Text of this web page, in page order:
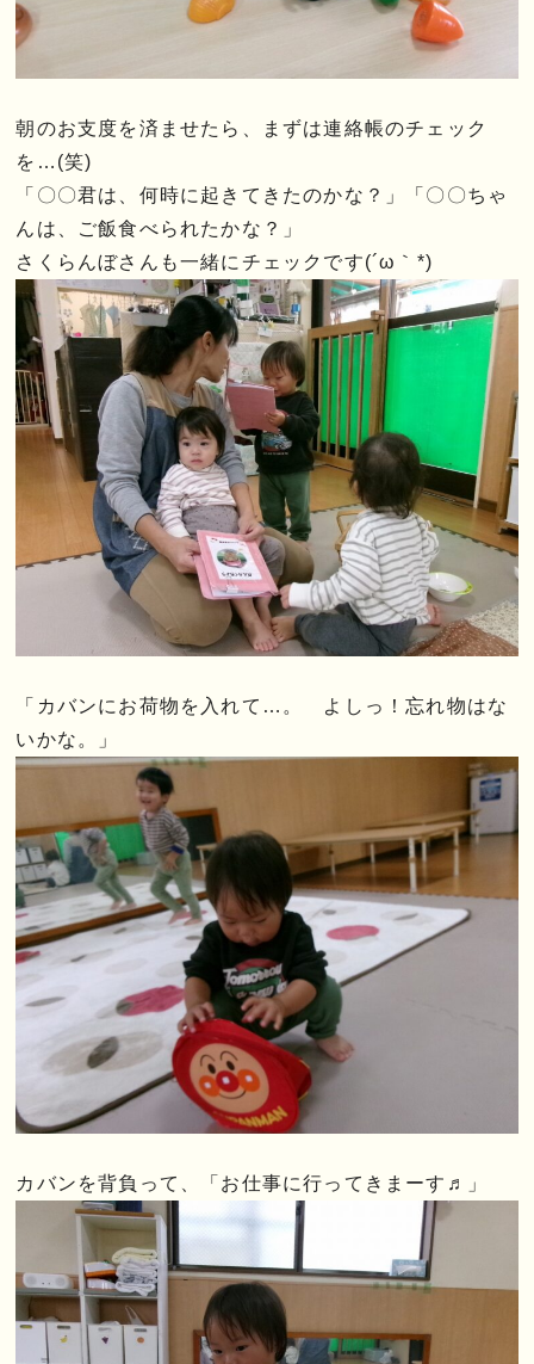
朝のお支度を済ませたら、まずは連絡帳のチェック
を…(笑)
「〇〇君は、何時に起きてきたのかな？」「〇〇ちゃ
んは、ご飯食べられたかな？」
さくらんぼさんも一緒にチェックです(´ω｀*)
「カバンにお荷物を入れて…。 よしっ！忘れ物はな
いかな。」
カバンを背負って、「お仕事に行ってきまーす♬」